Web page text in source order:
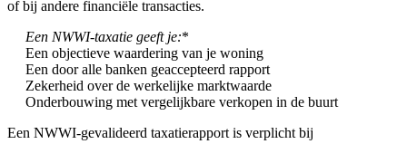
of bij andere financiële transacties.
Een NWWI-taxatie geeft je:*
Een objectieve waardering van je woning
Een door alle banken geaccepteerd rapport
Zekerheid over de werkelijke marktwaarde
Onderbouwing met vergelijkbare verkopen in de buurt
Een NWWI-gevalideerd taxatierapport is verplicht bij